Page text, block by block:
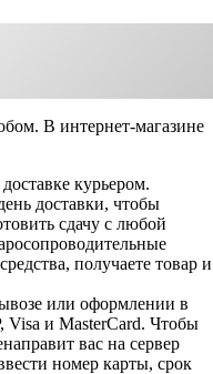
В интернет-магазине
курьером.
доставки, чтобы
сдачу с любой
получаете товар и
или оформлении в
Visa и MasterCard. Чтобы
вас на сервер
номер карты, срок